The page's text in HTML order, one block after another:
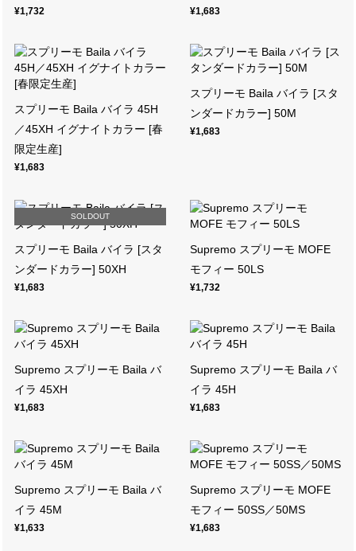
¥1,732 ¥1,683
スプリーモ Baila バイラ 45H
／45XH イグナイトカラー [春
限定生産]
¥1,683
スプリーモ Baila バイラ [スタ
ンダードカラー] 50M
¥1,683
SOLDOUT
スプリーモ Baila バイラ [スタ
ンダードカラー] 50XH
¥1,683
Supremo スプリーモ MOFE
モフィー 50LS
¥1,732
Supremo スプリーモ Baila バ
イラ 45XH
¥1,683
Supremo スプリーモ Baila バ
イラ 45H
¥1,683
Supremo スプリーモ Baila バ
イラ 45M
¥1,633
Supremo スプリーモ MOFE
モフィー 50SS／50MS
¥1,683